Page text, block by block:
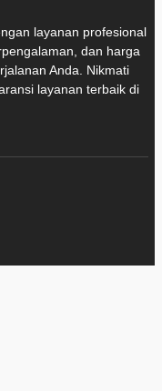
layanan profesional
dan harga
Anda. Nikmati
layanan terbaik di